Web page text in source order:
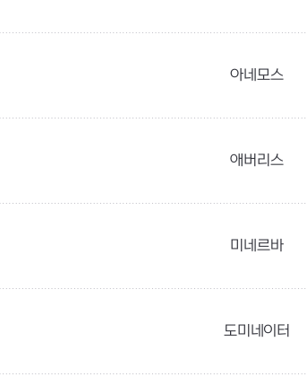
아네모스
애버리스
미네르바
도미네이터